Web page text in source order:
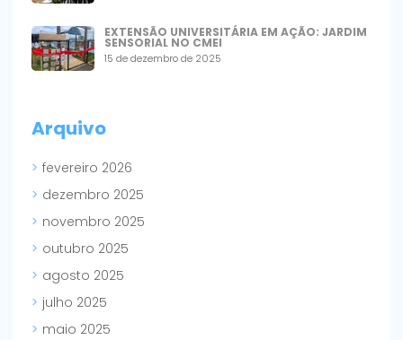
EXTENSÃO UNIVERSITÁRIA EM AÇÃO: JARDIM
SENSORIAL NO CMEI
15 de dezembro de 2025
Arquivo
fevereiro 2026
dezembro 2025
novembro 2025
outubro 2025
agosto 2025
julho 2025
maio 2025